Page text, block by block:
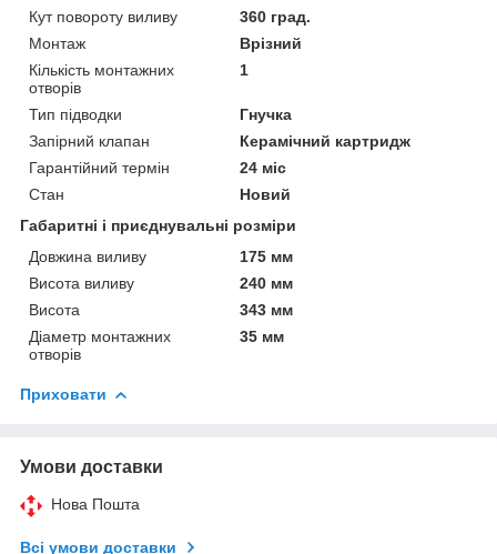
Кут повороту виливу
360 град.
Монтаж
Врізний
Кількість монтажних
отворів
1
Тип підводки
Гнучка
Запірний клапан
Керамічний картридж
Гарантійний термін
24 міс
Стан
Новий
Габаритні і приєднувальні розміри
Довжина виливу
175 мм
Висота виливу
240 мм
Висота
343 мм
Діаметр монтажних
отворів
35 мм
Приховати
Умови доставки
Нова Пошта
Всі умови доставки